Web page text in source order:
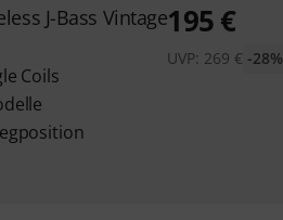
J-Bass Vintage
Coils
195€
UVP: 269 € -28%